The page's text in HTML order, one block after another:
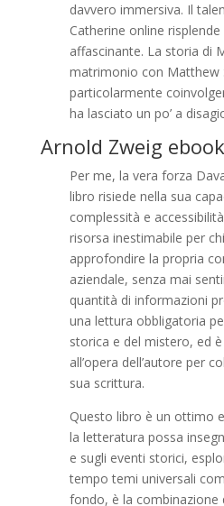
davvero immersiva. Il
Catherine online
affascinante. La storia di
matrimonio con Matthew
particolarmente
ha lasciato un po’ a
Arnold Zweig
Per me, la vera forza
libro risiede nella sua
complessità e
risorsa inestimabile per
approfondire la propria
aziendale, senza mai
quantità di informazioni
una lettura obbligatoria
storica e del mistero, ed
all’opera dell’autore per
sua scrittura.
Questo libro è un ottimo
la letteratura possa
e sugli eventi storici,
tempo temi universali
fondo, è la combinazione